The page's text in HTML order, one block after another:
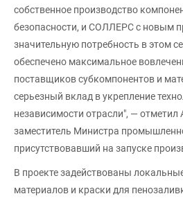
собственное производство
безопасности, и СОЛЛЕРС с новым
значительную потребность в этом
обеспечено максимальное
поставщиков субкомпонентов и
серьезный вклад в укрепление
независимости отрасли", — отметил
заместитель Министра
присутствовавший на запуске
В проекте задействованы
материалов и краски для